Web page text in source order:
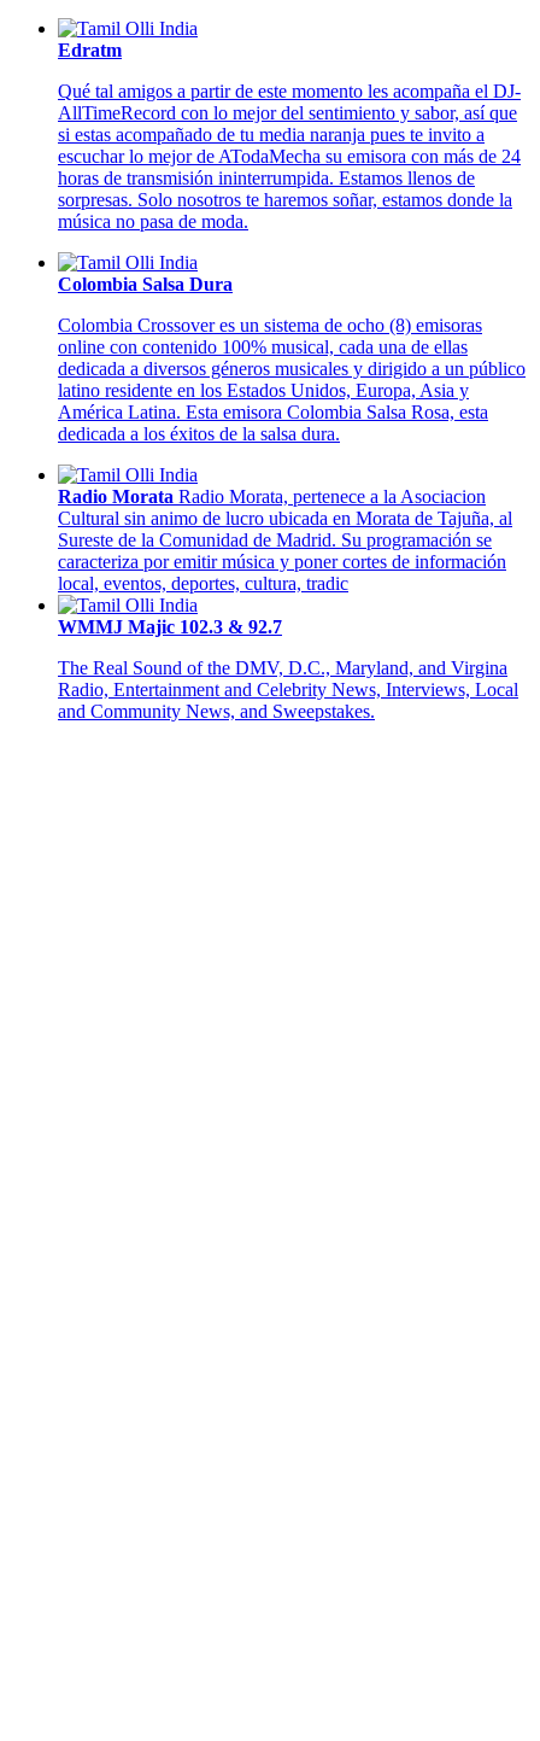
Edratm
Qué tal amigos a partir de este momento les acompaña el DJ-
AllTimeRecord con lo mejor del sentimiento y sabor, así que
si estas acompañado de tu media naranja pues te invito a
escuchar lo mejor de ATodaMecha su emisora con más de 24
horas de transmisión ininterrumpida. Estamos llenos de
sorpresas. Solo nosotros te haremos soñar, estamos donde la
música no pasa de moda.
Colombia Salsa Dura
Colombia Crossover es un sistema de ocho (8) emisoras
online con contenido 100% musical, cada una de ellas
dedicada a diversos géneros musicales y dirigido a un público
latino residente en los Estados Unidos, Europa, Asia y
América Latina. Esta emisora Colombia Salsa Rosa, esta
dedicada a los éxitos de la salsa dura.
Radio Morata Radio Morata, pertenece a la Asociacion
Cultural sin animo de lucro ubicada en Morata de Tajuña, al
Sureste de la Comunidad de Madrid. Su programación se
caracteriza por emitir música y poner cortes de información
local, eventos, deportes, cultura, tradic
WMMJ Majic 102.3 & 92.7
The Real Sound of the DMV, D.C., Maryland, and Virgina
Radio, Entertainment and Celebrity News, Interviews, Local
and Community News, and Sweepstakes.